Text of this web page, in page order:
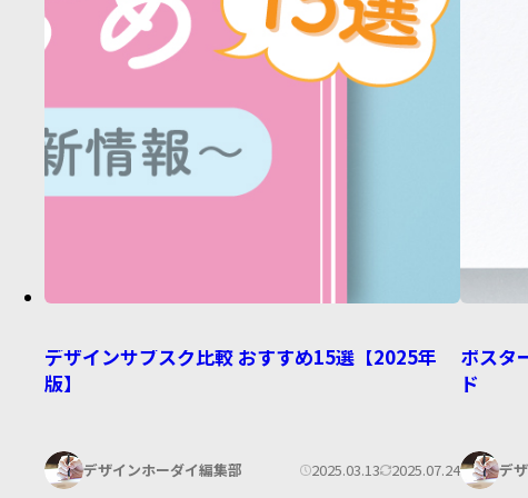
デザインサブスク比較 おすすめ15選【2025年
版】
著
者:
デザインホーダイ編集部
公2025.03.13更2025.07.24
ポスタ
ド
著
者:
デ